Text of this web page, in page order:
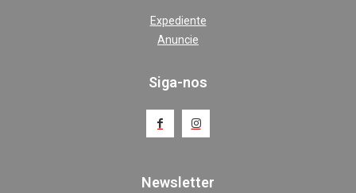
Expediente
Anuncie
Siga-nos
Newsletter